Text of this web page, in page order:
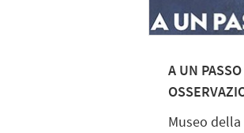
A UN
Museo